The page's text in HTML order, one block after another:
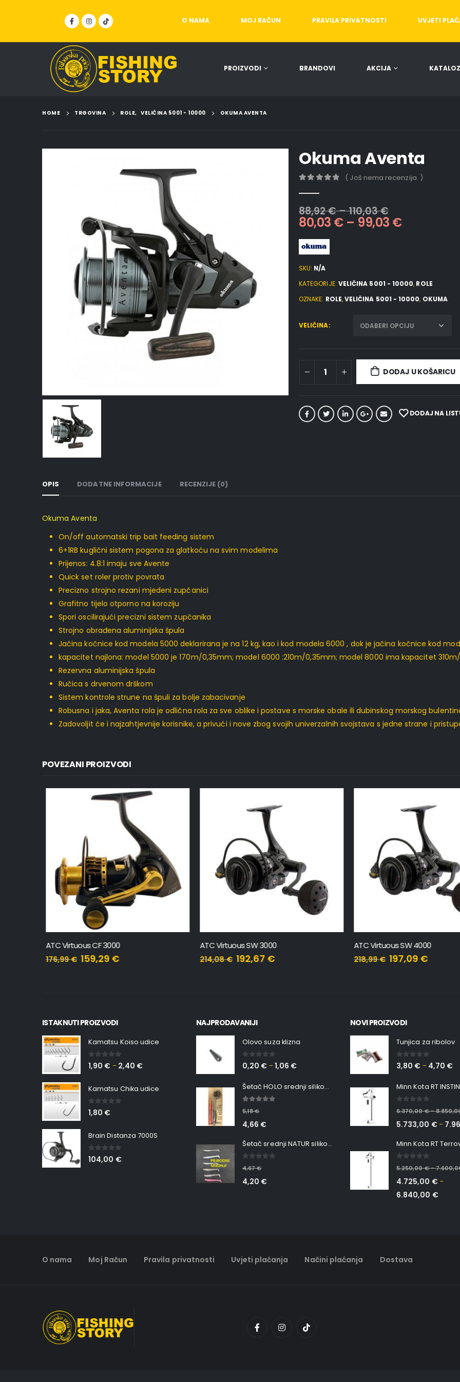
O NAMA MOJ RAČUN PRAVILA PRIVATNOSTI UVJETI
PROIZVODI BRANDOVI AKCIJA
HOME TRGOVINA ROLE, VELIČINA 5001 - 10000 OKUMA AVENTA
Okuma Aventa
( Još nema recenzija. )
88,92€–110,03€
80,03 €– 99,03 €
SKU: N/A
KATEGORIJE: VELIČINA 5001 - 10000, ROLE
OZNAKE: ROLE,VELIČINA 5001 - 10000, OKUMA
VELIČINA
DODAJ U KOŠARICU
DODAJ NA
OPIS DODATNE INFORMACIJE RECENZIJE (0)
Okuma Aventa
On/off automatski trip bait feeding sistem
6+1RB kuglični sistem pogona za glatkoću na svim modelima
Prijenos: 4.8:1 imaju sve Avente
Quick set roler protiv povrata
Precizno strojno rezani mjedeni zupčanici
Grafitno tijelo otporno na koroziju
Spori oscilirajući precizni sistem zupčanika
Strojno obrađena aluminijska špula
Jačina kočnice kod modela 5000 deklarirana je na 12 kg, kao i kod modela 6000 , dok je jačina kočnice kod
kapacitet najlona: model 5000 je 170m/0,35mm; model 6000 :210m/0,35mm; model 8000 ima kapacitet
Rezervna aluminijska špula
Ručica s drvenom drškom
Sistem kontrole strune na špuli za bolje zabacivanje
Robusna i jaka, Aventa rola je odlična rola za sve oblike i postave s morske obale ili dubinskog morskog
Zadovoljit će i najzahtjevnije korisnike, a privući i nove zbog svojih univerzalnih svojstava s jedne strane i
POVEZANI PROIZVODI
ATC Virtuous CF 3000
176,99€ 159,29€
ATC Virtuous SW 3000
214,08€ 192,67€
ATC Virtuous SW 4000
218,99€ 197,09€
ISTAKNUTI PROIZVODI
Kamatsu Koiso udice
0 out of 5
1,90 € – 2,40 €
Kamatsu Chika udice
0 out of 5
1,80 €
Brain Distanza 7000S
0out of 5
104,00 €
NAJPRODAVANIJI
Olovo suza klizna
0 out of 5
0,20 € –1,06 €
Šetač HOLO srednji silikonska Ribica Belgrade Walker
5,18€
4,66 €
Šetač srednji NATUR silikonska ribica Belgrade Walker
4,67€
4,20 €
NOVI PROIZVODI
Tunjica za ribolov
0 out of 5
3,80 € – 4,70 €
6.370,00€–
5.733,00 €–
5.250,00€–
4.725,00 €–
6.840,00 €
O nama Moj Račun Pravila privatnosti Uvjeti plaćanja Načini plaćanja Dostava